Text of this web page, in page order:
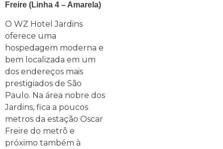
Freire (Linha 4 – Amarela)
O WZ Hotel Jardins
oferece uma
hospedagem moderna e
bem localizada em um
dos endereços mais
prestigiados de São
Paulo. Na área nobre dos
Jardins, fica a poucos
metros da estação Oscar
Freire do metrô e
próximo também à